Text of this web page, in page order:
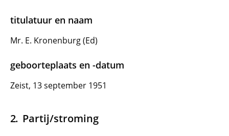
titulatuur en naam
Mr. E. Kronenburg (Ed)
geboorteplaats en -datum
Zeist, 13 september 1951
Partij/stroming